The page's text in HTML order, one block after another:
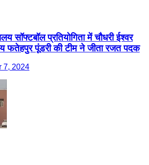
सॉफ्टबॉल प्रतियोगिता में चौधरी ईश्वर
फतेहपुर पूंडरी की टीम ने जीता रजत पदक
7, 2024